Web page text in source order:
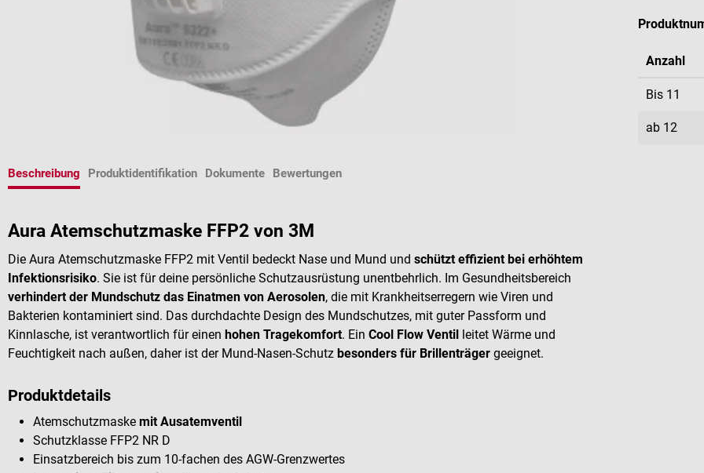
Anzahl
Bis 11
ab 12
Beschreibung Produktidentifikation Dokumente Bewertungen
Aura Atemschutzmaske FFP2 von 3M
Die Aura Atemschutzmaske FFP2 mit Ventil bedeckt Nase und Mund und schützt effizient bei erhöhtem
Infektionsrisiko. Sie ist für deine persönliche Schutzausrüstung unentbehrlich. Im Gesundheitsbereich
verhindert der Mundschutz das Einatmen von Aerosolen, die mit Krankheitserregern wie Viren und
Bakterien kontaminiert sind. Das durchdachte Design des Mundschutzes, mit guter Passform und
Kinnlasche, ist verantwortlich für einen hohen Tragekomfort. Ein Cool Flow Ventil
leitet Wärme und
Feuchtigkeit nach außen, daher ist der Mund-Nasen-Schutz besonders für Brillenträger geeignet.
Produktdetails
Atemschutzmaske mit Ausatemventil
Schutzklasse FFP2 NR D
Einsatzbereich bis zum 10-fachen des AGW-Grenzwertes